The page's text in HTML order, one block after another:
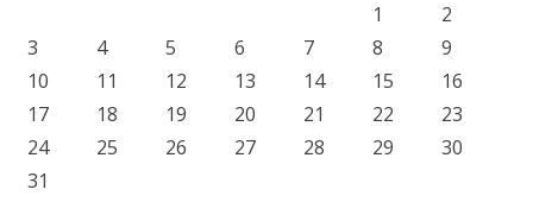
1
2
3
4 5 6 7 8
9
10
11 12 13 14 15
16
17
18 19 20 21 22
23
24
25 26 27 28 29
30
31